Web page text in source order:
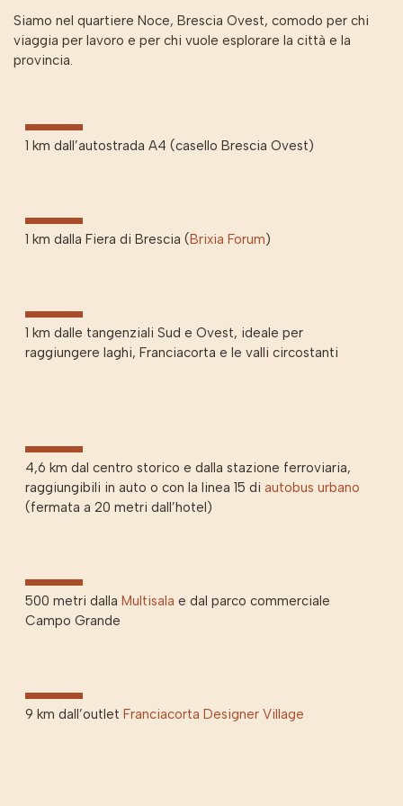
Siamo nel quartiere Noce, Brescia Ovest, comodo per chi
viaggia per lavoro e per chi vuole esplorare la città e la
provincia.
1 km dall’autostrada A4 (casello Brescia Ovest)
1 km dalla Fiera di Brescia (Brixia Forum)
1 km dalle tangenziali Sud e Ovest, ideale per
raggiungere laghi, Franciacorta e le valli circostanti
4,6 km dal centro storico e dalla stazione ferroviaria,
raggiungibili in auto o con la linea 15 di autobus urbano
(fermata a 20 metri dall’hotel)
500 metri dalla Multisala e dal parco commerciale
Campo Grande
9 km dall’outlet Franciacorta Designer Village